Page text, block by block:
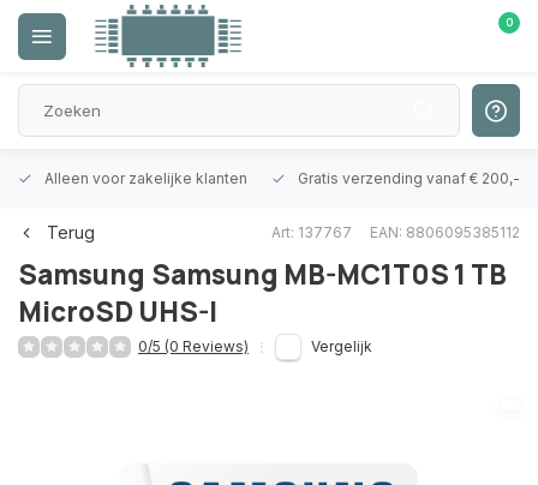
0
Alleen voor zakelijke klanten Gratis verzending vanaf € 200,-
Terug Art: 137767 EAN: 8806095385112
Samsung Samsung MB-MC1T0S 1 TB
MicroSD UHS-I
0/5 (0 Reviews) Vergelijk